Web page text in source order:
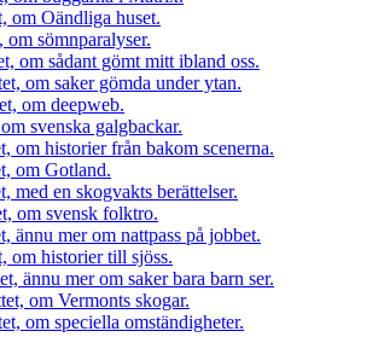
om Oändliga huset.
sömnparalyser.
om sådant gömt mitt ibland oss.
om saker gömda under ytan.
om deepweb.
svenska galgbackar.
om historier från bakom scenerna.
om Gotland.
med en skogvakts berättelser.
om svensk folktro.
ännu mer om nattpass på jobbet.
om historier till sjöss.
ännu mer om saker bara barn ser.
om Vermonts skogar.
om speciella omständigheter.